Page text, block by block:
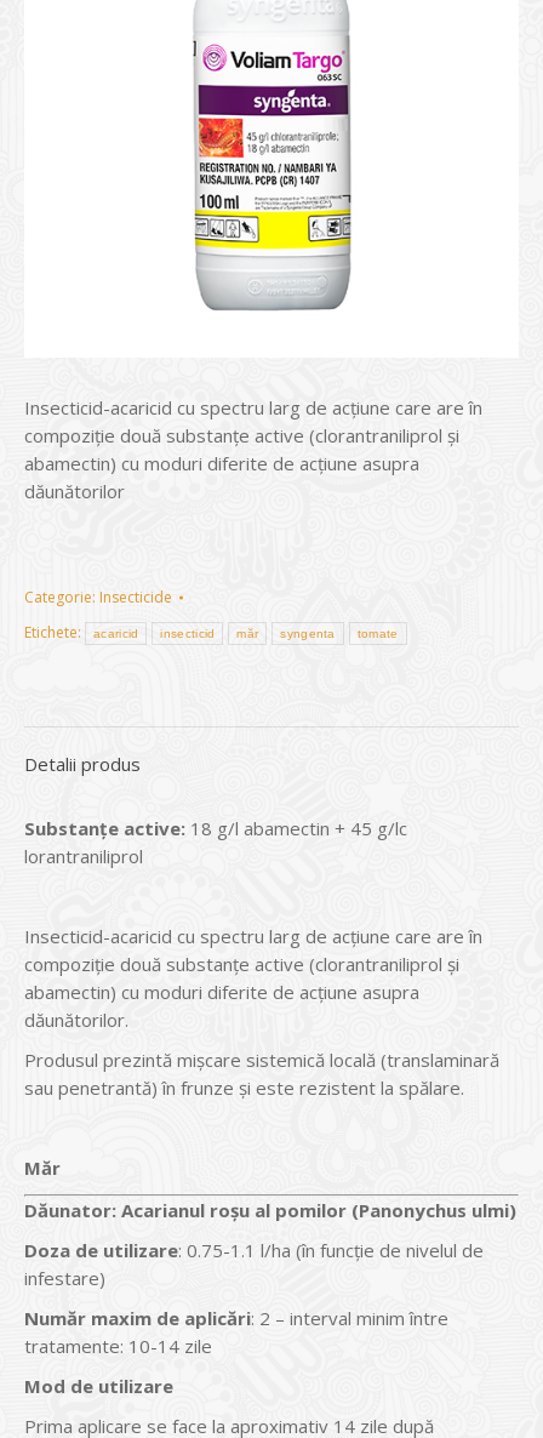
Insecticid-acaricid cu spectru larg de acţiune care are în
compoziţie două substanţe active (clorantraniliprol şi
abamectin) cu moduri diferite de acţiune asupra
dăunătorilor
Categorie: Insecticide
Etichete:
acaricid insecticid măr syngenta tomate
Detalii produs
Substanțe active: 18 g/l abamectin + 45 g/lc
lorantraniliprol
Insecticid-acaricid cu spectru larg de acţiune care are în
compoziţie două substanţe active (clorantraniliprol şi
abamectin) cu moduri diferite de acţiune asupra
dăunătorilor.
Produsul prezintă mişcare sistemică locală (translaminară
sau penetrantă) în frunze și este rezistent la spălare.
Măr
Dăunator: Acarianul roșu al pomilor (Panonychus ulmi)
Doza de utilizare: 0.75-1.1 l/ha (în funcţie de nivelul de
infestare)
Număr maxim de aplicări: 2 – interval minim între
tratamente: 10-14 zile
Mod de utilizare
Prima aplicare se face la aproximativ 14 zile după